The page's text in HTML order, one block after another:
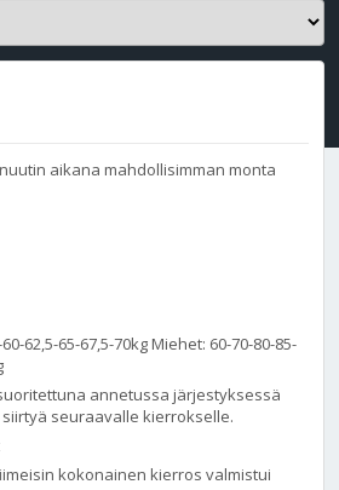
aikana mahdollisimman monta
62,5-65-67,5-70kg Miehet: 60-70-80-85-
annetussa järjestyksessä
seuraavalle kierrokselle.
kokonainen kierros valmistui